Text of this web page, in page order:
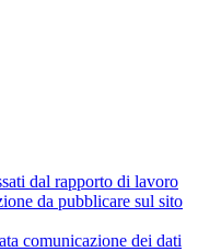
dal rapporto di lavoro
da pubblicare sul sito
comunicazione dei dati